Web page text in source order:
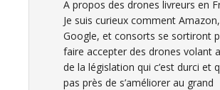
A propos des drones livreurs en
Je suis curieux comment Amazon,
Google, et consorts se sortiront
faire accepter des drones volant
de la législation qui c’est durci et
pas près de s’améliorer au grand